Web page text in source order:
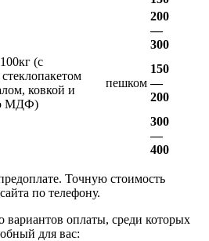
200
—
300
(с
ковкой и
МДФ)
пешком
150
—
200
300
—
400
Точную стоимость
по телефону.
вариантов оплаты, среди которых
для вас: